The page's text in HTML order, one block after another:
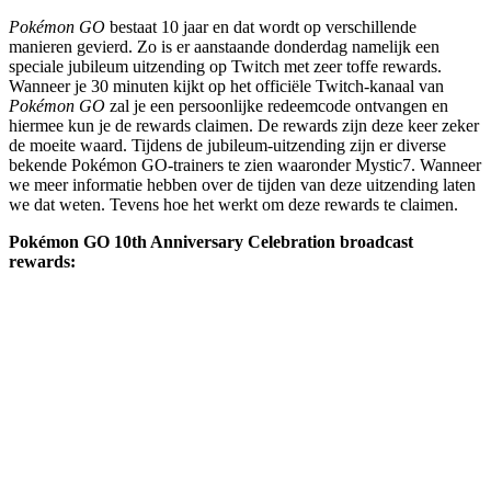
Pokémon GO bestaat 10 jaar en dat wordt op verschillende
manieren gevierd. Zo is er aanstaande donderdag namelijk een
speciale jubileum uitzending op Twitch met zeer toffe rewards.
Wanneer je 30 minuten kijkt op het officiële Twitch-kanaal van
Pokémon GO zal je een persoonlijke redeemcode ontvangen en
hiermee kun je de rewards claimen. De rewards zijn deze keer zeker
de moeite waard. Tijdens de jubileum-uitzending zijn er diverse
bekende Pokémon GO-trainers te zien waaronder Mystic7. Wanneer
we meer informatie hebben over de tijden van deze uitzending laten
we dat weten. Tevens hoe het werkt om deze rewards te claimen.
Pokémon GO 10th Anniversary Celebration broadcast
rewards: